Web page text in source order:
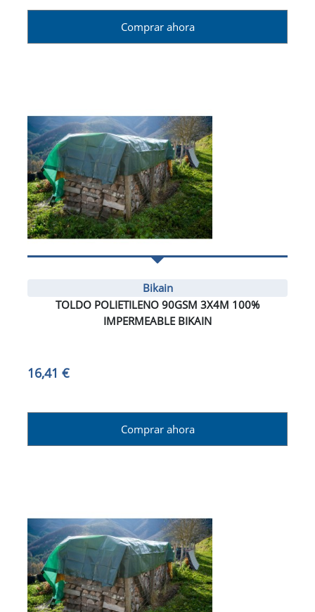
Comprar ahora
Bikain
TOLDO POLIETILENO 90GSM 3X4M 100%
IMPERMEABLE BIKAIN
16,41 €
Comprar ahora